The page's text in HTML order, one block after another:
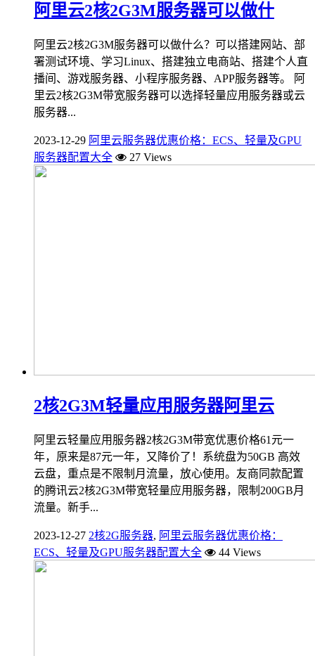
阿里云2核2G3M服务器可以做什
阿里云2核2G3M服务器可以做什么？可以搭建网站、部
署测试环境、学习Linux、搭建独立电商站、搭建个人直
播间、游戏服务器、小程序服务器、APP服务器等。 阿
里云2核2G3M带宽服务器可以选择轻量应用服务器或云
服务器...
2023-12-29 阿里云服务器优惠价格：ECS、轻量及GPU
服务器配置大全
27 Views
2核2G3M轻量应用服务器阿里云
阿里云轻量应用服务器2核2G3M带宽优惠价格61元一
年，原来是87元一年，又降价了！系统盘为50GB 高效
云盘，重点是不限制月流量，放心使用。友商同款配置
的腾讯云2核2G3M带宽轻量应用服务器，限制200GB月
流量。新手...
2023-12-27 2核2G服务器, 阿里云服务器优惠价格：
ECS、轻量及GPU服务器配置大全
44 Views